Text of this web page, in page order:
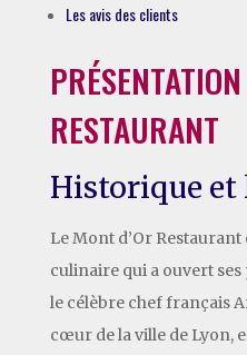
Les avis des clients
RESTAURANT
Historique
Le Mont d’Or
culinaire qui a ouvert
le célèbre chef français
cœur de la ville de Lyon,